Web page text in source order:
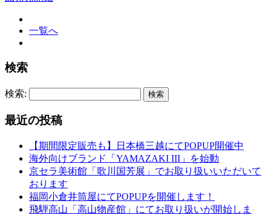
一覧へ
検索
検索:
最近の投稿
【期間限定販売も】日本橋三越にてPOPUP開催中
海外向けブランド「YAMAZAKI III」を始動
京セラ美術館「歌川国芳展」でお取り扱いいただいて
おります
福岡小倉井筒屋にてPOPUPを開催します！
飛騨高山「高山物産館」にてお取り扱いが開始しま